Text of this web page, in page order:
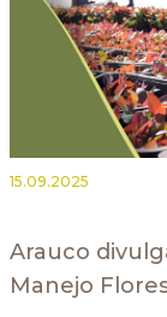
15.09.2025
Arauco
Manejo